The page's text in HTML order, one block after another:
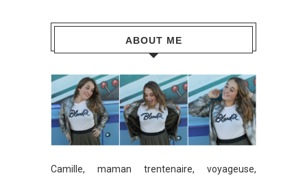
ABOUT ME
Camille, maman trentenaire, voyageuse,